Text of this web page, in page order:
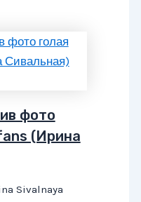
фото
(Ирина
Sivalnaya